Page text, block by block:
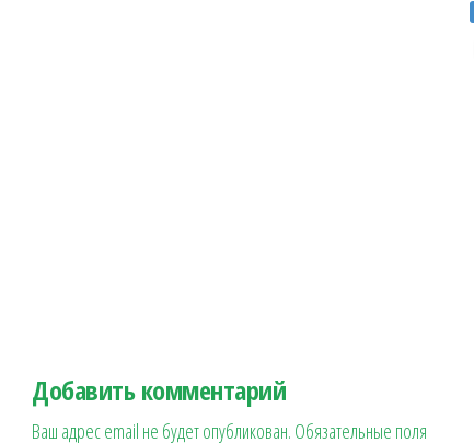
Добавить комментарий
Ваш адрес email не будет опубликован. Обязательные поля